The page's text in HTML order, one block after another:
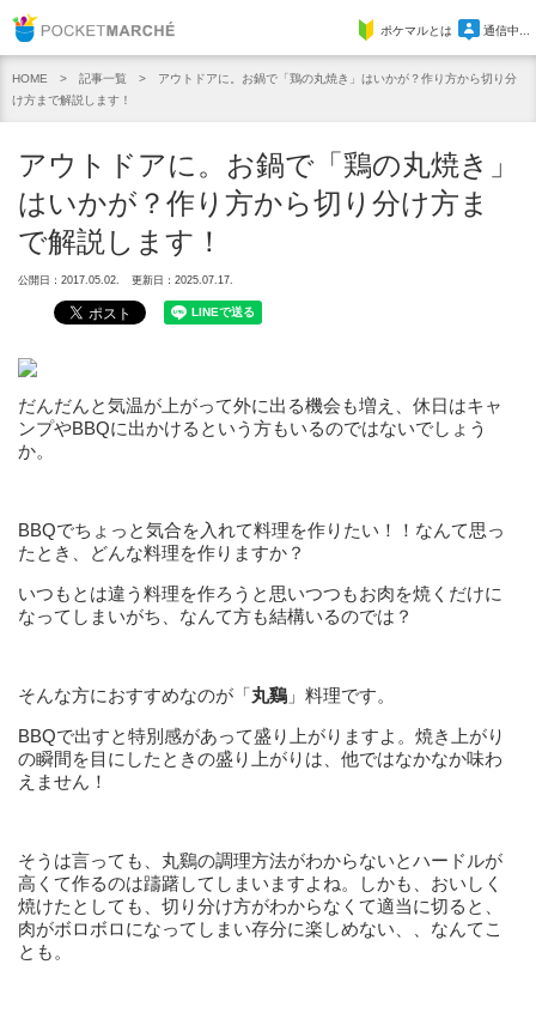
Pocket Marcheポケマルとは 通信中...
HOME 記事一覧
アウトドアに。お鍋で「鶏の丸焼き」はいかが？作り方から切り分
け方まで解説します！
アウトドアに。お鍋で「鶏の丸焼き」
はいかが？作り方から切り分け方ま
で解説します！
公開日：2017.05.02. 更新日：2025.07.17.
だんだんと気温が上がって外に出る機会も増え、休日はキャ
ンプやBBQに出かけるという方もいるのではないでしょう
か。
BBQでちょっと気合を入れて料理を作りたい！！なんて思っ
たとき、どんな料理を作りますか？
いつもとは違う料理を作ろうと思いつつもお肉を焼くだけに
なってしまいがち、なんて方も結構いるのでは？
そんな方におすすめなのが「丸鷄 」料理です。
BBQで出すと特別感があって盛り上がりますよ。焼き上がり
の瞬間を目にしたときの盛り上がりは、他ではなかなか味わ
えません！
そうは言っても、丸鷄の調理方法がわからないとハードルが
高くて作るのは躊躇してしまいますよね。しかも、おいしく
焼けたとしても、切り分け方がわからなくて適当に切ると、
肉がボロボロになってしまい存分に楽しめない、、なんてこ
とも。